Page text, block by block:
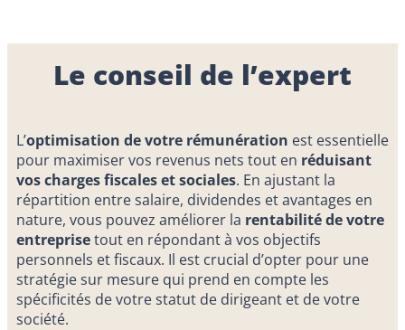
Le conseil de l’expert
L’optimisation de votre rémunération est essentielle
pour maximiser vos revenus nets tout en réduisant
vos charges fiscales et sociales. En ajustant la
répartition entre salaire, dividendes et avantages en
nature, vous pouvez améliorer la rentabilité de votre
entreprisetout en répondant à vos objectifs
personnels et fiscaux. Il est crucial d’opter pour une
stratégie sur mesure qui prend en compte les
spécificités de votre statut de dirigeant et de votre
société.